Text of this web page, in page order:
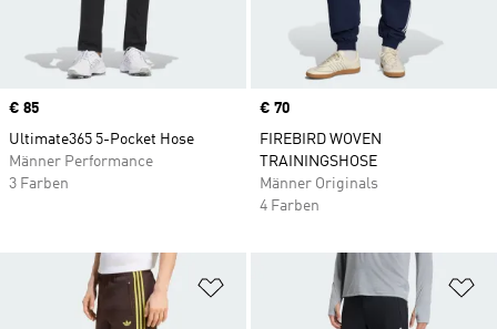
Price
€ 85
Ultimate365 5-Pocket Hose
Männer Performance
3 Farben
Price
€ 70
FIREBIRD WOVEN
TRAININGSHOSE
Männer Originals
4 Farben
Zur Wunschliste hinzufügen